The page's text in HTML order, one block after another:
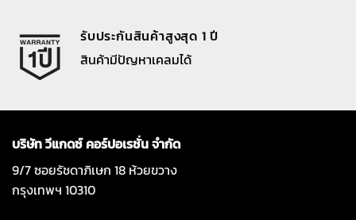
รับประกันสินค้าสูงสุด 1 ปี
สินค้ามีปัญหาเคลมได้
บริษัท วีแกดซ์ คอร์ปอเรชั่น จำกัด
9/7 ซอยรัชดาภิเษก 18 ห้วยขวาง
กรุงเทพฯ 10310